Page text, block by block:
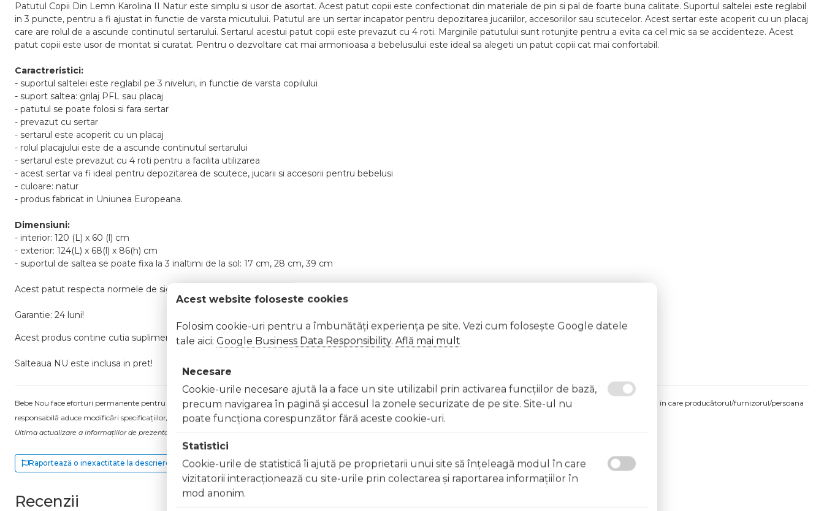
Patutul Copii Din Lemn Karolina II Natur este simplu si usor de asortat. Acest patut copii este confectionat din materiale de pin si pal de foarte buna calitate. Suportul saltelei este reglabil
in 3 puncte, pentru a fi ajustat in functie de varsta micutului. Patutul are un sertar incapator pentru depozitarea jucariilor, accesoriilor sau scutecelor. Acest sertar este acoperit cu un placaj
care are rolul de a ascunde continutul sertarului. Sertarul acestui patut copii este prevazut cu 4 roti. Marginile patutului sunt rotunjite pentru a evita ca cel mic sa se accidenteze. Acest
patut copii este usor de montat si curatat. Pentru o dezvoltare cat mai armonioasa a bebelusului este ideal sa alegeti un patut copii cat mai confortabil.
Caractreristici:
- suportul saltelei este reglabil pe 3 niveluri, in functie de varsta copilului
- suport saltea: grilaj PFL sau placaj
- patutul se poate folosi si fara sertar
- prevazut cu sertar
- sertarul este acoperit cu un placaj
- rolul placajului este de a ascunde continutul sertarului
- sertarul este prevazut cu 4 roti pentru a facilita utilizarea
- acest sertar va fi ideal pentru depozitarea de scutece, jucarii si accesorii pentru bebelusi
- culoare: natur
- produs fabricat in Uniunea Europeana.
Dimensiuni:
- interior: 120 (L) x 60 (l) cm
- exterior: 124(L) x 68(l) x 86(h) cm
- suportul de saltea se poate fixa la 3 inaltimi de la sol: 17 cm, 28 cm, 39 cm
Acest patut respecta normele de siguranta ale Uniunii Europene, distanta dintre gratii fiind de 6 cm, pentru a evita pericolele de accidentare.
Garantie: 24 luni!
Acest produs contine cutia suplimentara de protectie inclusa in pret.
Salteaua NU este inclusa in pret!
Bebe Nou face eforturi permanente pentru a păstra informațiile actualizate. Excepții pentru care informațiile prezentate pot fi diferite față de cele ale produsului comandat pot fi acelea în care producătorul/furnizorul/persoana
responsabilă aduce modificări specificațiilor/etichetei acestuia, fără a ne informa în prealabil. În cazul apariției unor diferențe, prevalează informația de pe etichetele produsului fizic.
Ultima actualizare a informațiilor de prezentare pentru Patut copii lemn Cu Sertar KAROLINA II Natur 00000352 a fost efectuată la data de 09.08.2026
Raportează o inexactitate la descriere
Recenzii
Acest website foloseste cookies
Folosim cookie-uri pentru a îmbunătăți experiența pe site. Vezi cum folosește Google datele
tale aici: Google Business Data Responsibility. Află mai mult
Necesare
Cookie-urile necesare ajută la a face un site utilizabil prin activarea funcţiilor de bază,
precum navigarea în pagină şi accesul la zonele securizate de pe site. Site-ul nu
poate funcţiona corespunzător fără aceste cookie-uri.
Statistici
Cookie-urile de statistică îi ajută pe proprietarii unui site să înţeleagă modul în care
vizitatorii interacţionează cu site-urile prin colectarea şi raportarea informaţiilor în
mod anonim.